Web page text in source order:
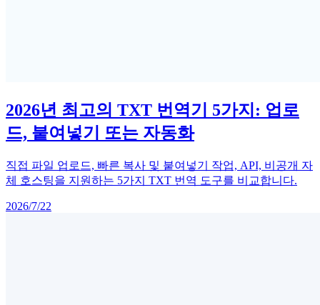
2026년 최고의 TXT 번역기 5가지: 업로
드, 붙여넣기 또는 자동화
직접 파일 업로드, 빠른 복사 및 붙여넣기 작업, API, 비공개 자
체 호스팅을 지원하는 5가지 TXT 번역 도구를 비교합니다.
2026/7/22